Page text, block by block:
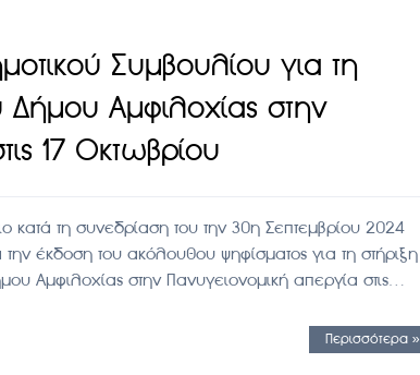
Συμβουλίου για τη
Δήμου Αμφιλοχίας στην
17 Οκτωβρίου
κατά τη συνεδρίαση του την 30η Σεπτεμβρίου 2024
έκδοση του ακόλουθου ψηφίσματος για τη στήριξη
Αμφιλοχίας στην Πανυγειονομική απεργία στις…
Περισσότερα »